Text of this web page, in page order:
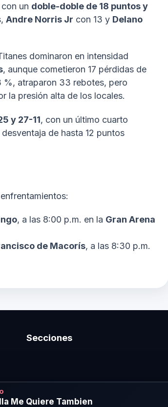
un doble-doble de 18 puntos y
Andre Norris Jr con 13 y Delano
dominaron en intensidad
, aunque cometieron 17 pérdidas de
%, atraparon 33 rebotes, pero
la presión alta de los locales.
y 27-11, con un último cuarto
de hasta 12 puntos
, a las 8:00 p.m. en la Gran Arena
de Macorís, a las 8:30 p.m.
Secciones
Me Quiere Tambien